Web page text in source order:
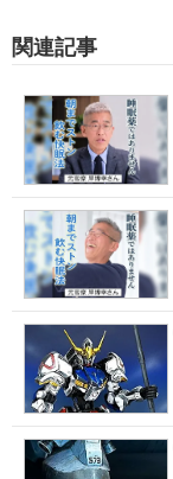
関連記事